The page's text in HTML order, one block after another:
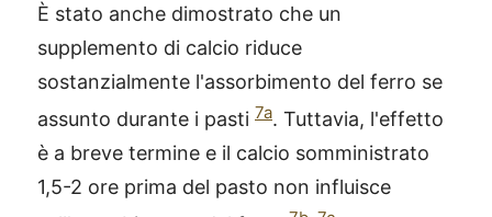
È stato anche dimostrato che un
supplemento di calcio riduce
sostanzialmente l'assorbimento del ferro se
assunto durante i pasti 7a. Tuttavia, l'effetto
è a breve termine e il calcio somministrato
1,5-2 ore prima del pasto non influisce